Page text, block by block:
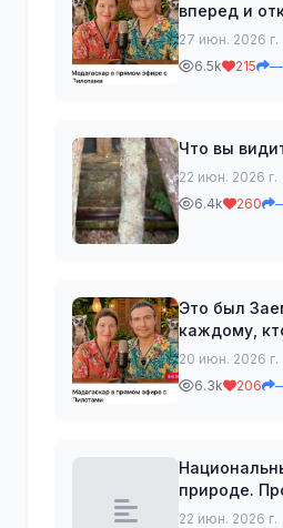
вперед и открываем этот
стрима за
27 июн. 2026 г.
6.5k
215 —
22 июн. 2026 г.
6.4k
260
Это был
каждому,
двигаться
20 июн. 2026 г.
6.3k
206
природе.
канал в MAX
22 июн. 2026 г.